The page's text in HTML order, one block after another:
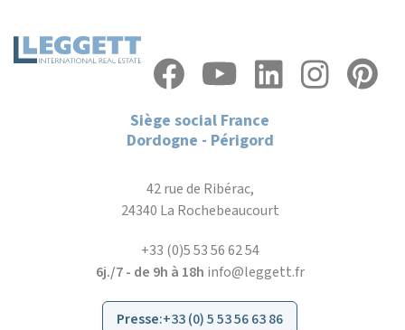
Siège social France
Dordogne - Périgord
42 rue de Ribérac,
24340 La Rochebeaucourt
+33 (0)5 53 56 62 54
6j./7 - de 9h à 18h info@leggett.fr
Presse:+33 (0) 5 53 56 63 86